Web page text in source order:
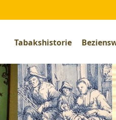
Tabakshistorie